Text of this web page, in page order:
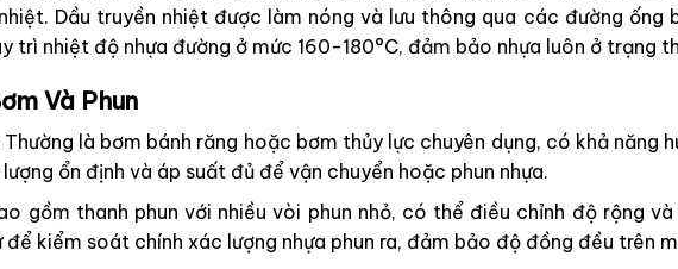
Dầu truyền nhiệt được làm nóng và lưu thông qua các đường
trì nhiệt độ nhựa đường ở mức 160-180°C, đảm bảo nhựa luôn ở trạng
Và Phun
Thường là bơm bánh răng hoặc bơm thủy lực chuyên dụng, có khả
ổn định và áp suất đủ để vận chuyển hoặc phun nhựa.
gồm thanh phun với nhiều vòi phun nhỏ, có thể điều chỉnh độ rộng
để kiểm soát chính xác lượng nhựa phun ra, đảm bảo độ đồng đều trên